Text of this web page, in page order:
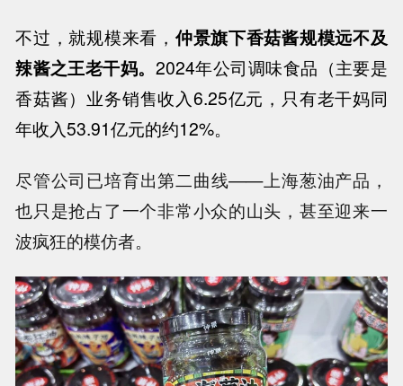
不过，就规模来看， 仲景旗下香菇酱规模远不及
辣酱之王老干妈。 2024年公司调味食品（主要是
香菇酱）业务销售收入6.25亿元，只有老干妈同
年收入53.91亿元的约12%。
尽管公司已培育出第二曲线——上海葱油产品，
也只是抢占了一个非常小众的山头，甚至迎来一
波疯狂的模仿者。